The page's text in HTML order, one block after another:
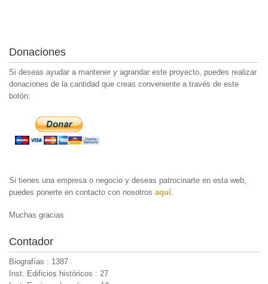
Donaciones
Si deseas ayudar a mantener y agrandar este proyecto, puedes realizar
donaciones de la cantidad que creas conveniente a través de este
botón:
Si tienes una empresa o negocio y deseas patrocinarte en esta web,
puedes ponerte en contacto con nosotros aquí
Muchas gracias
Contador
Biografías : 1387
Inst. Edificios históricos : 27